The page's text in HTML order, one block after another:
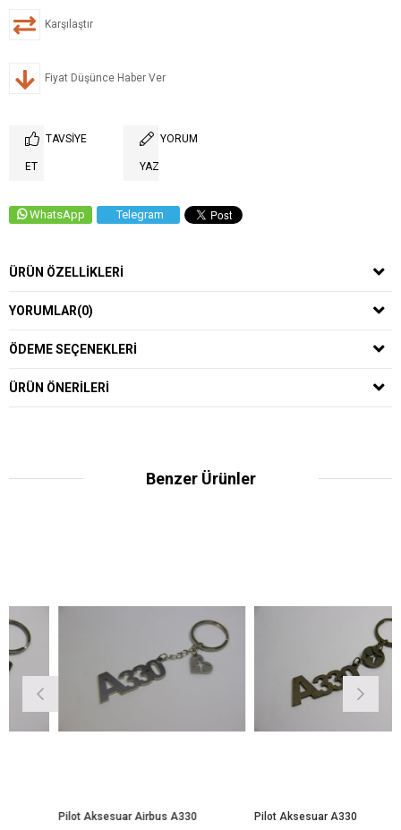
Karşılaştır
Fiyat Düşünce Haber Ver
TAVSIYE
ET
YORUM
YAZ
WhatsApp Telegram
ÜRÜN ÖZELLIKLERI
YORUMLAR(0)
ÖDEME SEÇENEKLERI
ÜRÜN ÖNERILERI
Benzer Ürünler
Pilot Aksesuar Airbus A330 Pilot Aksesuar A330